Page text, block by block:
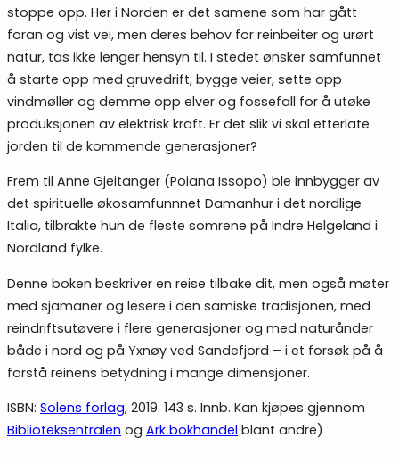
stoppe opp. Her i Norden er det samene som har gått
foran og vist vei, men deres behov for reinbeiter og urørt
natur, tas ikke lenger hensyn til. I stedet ønsker samfunnet
å starte opp med gruvedrift, bygge veier, sette opp
vindmøller og demme opp elver og fossefall for å utøke
produksjonen av elektrisk kraft. Er det slik vi skal etterlate
jorden til de kommende generasjoner?
Frem til Anne Gjeitanger (Poiana Issopo) ble innbygger av
det spirituelle økosamfunnnet Damanhur i det nordlige
Italia, tilbrakte hun de fleste somrene på Indre Helgeland i
Nordland fylke.
Denne boken beskriver en reise tilbake dit, men også møter
med sjamaner og lesere i den samiske tradisjonen, med
reindriftsutøvere i flere generasjoner og med naturånder
både i nord og på Yxnøy ved Sandefjord – i et forsøk på å
forstå reinens betydning i mange dimensjoner.
ISBN: Solens forlag, 2019. 143 s. Innb. Kan kjøpes gjennom
Biblioteksentralen og Ark bokhandel blant andre)